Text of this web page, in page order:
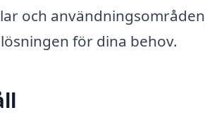
och
för dina behov.